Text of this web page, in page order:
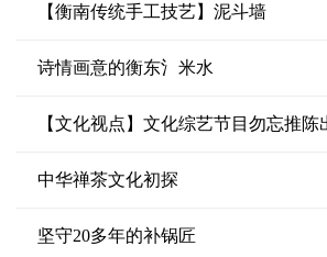
【衡南传统手工技艺】泥斗墙
诗情画意的衡东氵米水
【文化视点】文化综艺节目勿忘推陈
中华禅茶文化初探
坚守20多年的补锅匠